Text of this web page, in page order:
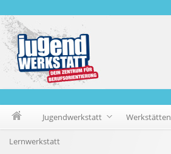
Jugendwerkstatt Werkstätten
Lernwerkstatt